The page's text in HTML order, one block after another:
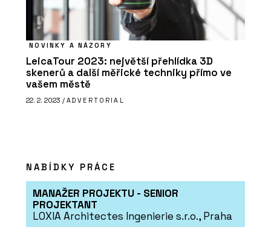
ČLÁNKY
NOVINKY A NÁZORY
LeicaTour 2023: největší přehlídka 3D
skenerů a další měřické techniky přímo ve
vašem městě
22. 2. 2023 / ADVERTORIAL
NABÍDKY PRÁCE
MANAŽER PROJEKTU - SENIOR
PROJEKTANT
LOXIA Architectes Ingenierie s.r.o., Praha